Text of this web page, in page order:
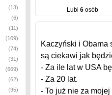
(13)
(6)
(11)
(109)
(74)
(31)
(669)
(62)
(95)
Lubi 6 osób
Kaczyński i Obama
są ciekawi jak
- Za ile lat w USA
- Za 20 lat.
- To już nie za